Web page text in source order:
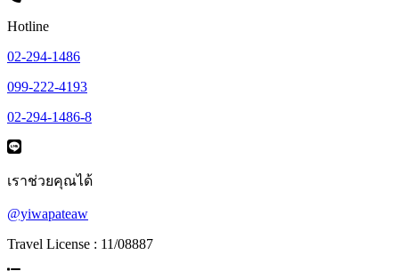
Hotline
02-294-1486
099-222-4193
02-294-1486-8
เราช่วยคุณได้
@yiwapateaw
Travel License : 11/08887